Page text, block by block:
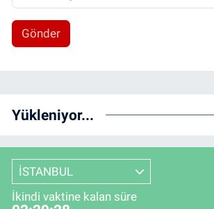
Gönder
Yükleniyor...
İSTANBUL
İkindi vaktine kalan süre